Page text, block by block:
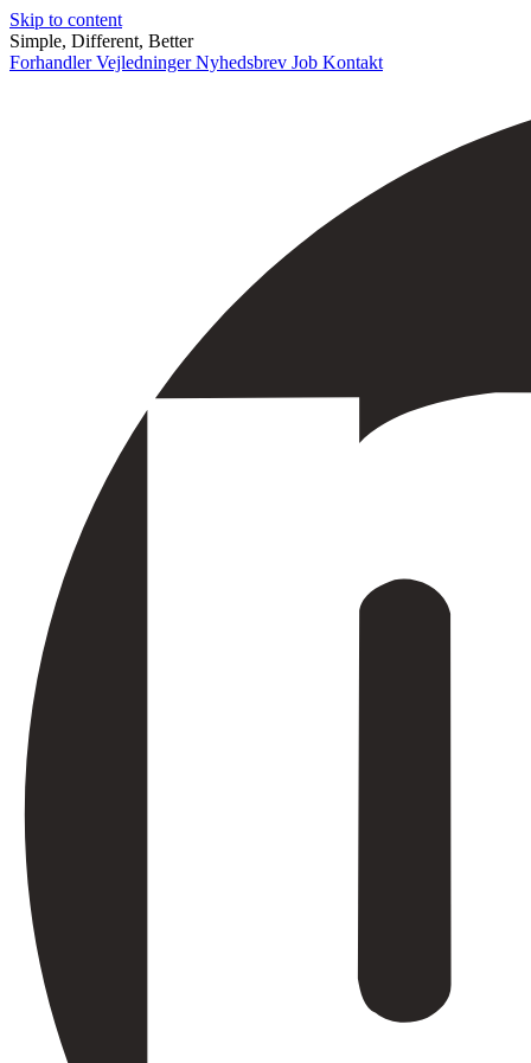
Skip to content
Simple, Different, Better
ForhandlerVejledningerNyhedsbrev Job Kontakt